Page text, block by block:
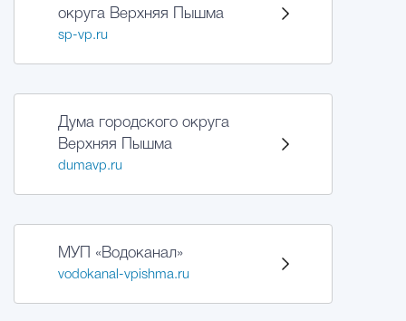
округа Верхняя Пышма
sp-vp.ru
Дума городского округа
Верхняя Пышма
dumavp.ru
МУП «Водоканал»
vodokanal-vpishma.ru